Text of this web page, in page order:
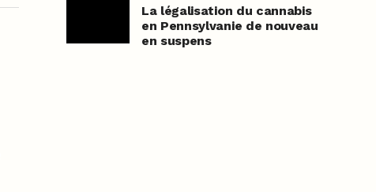
La légalisation du cannabis
en Pennsylvanie de nouveau
en suspens